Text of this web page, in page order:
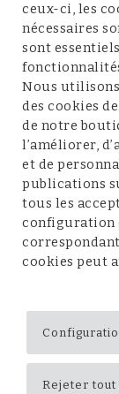
Service
ceux-ci, les
nécessaires
sont
Nous
des cookies
de notre
l’améliorer,
et de
publications
tous les
configuration
cookies peut
Rejeter tout